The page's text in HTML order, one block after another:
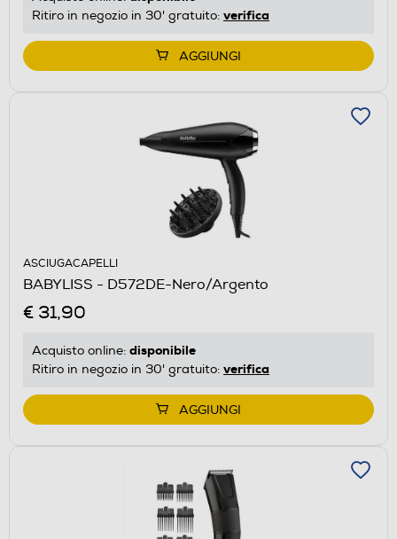
Ritiro in negozio in 30' gratuito: verifica
AGGIUNGI
ASCIUGACAPELLI
BABYLISS - D572DE-Nero/Argento
€ 31,90
Acquisto online: disponibile
Ritiro in negozio in 30' gratuito: verifica
AGGIUNGI